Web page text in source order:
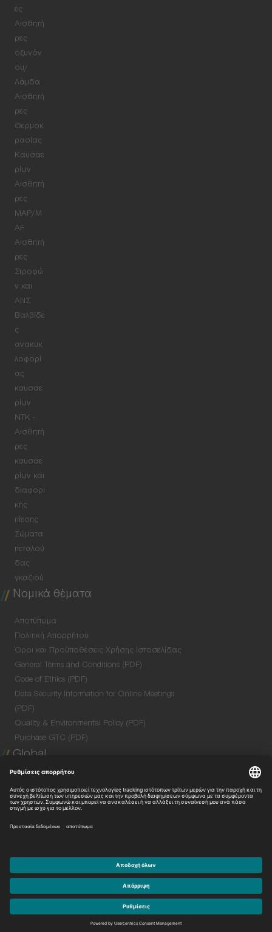
ές
Αισθητή
ρες
οξυγόν
ου/
Λάμδα
Αισθητή
ρες
Θερμοκ
ρασίας
Καυσαε
ρίων
Αισθητή
ρες
MAP/M
AF
Αισθητή
ρες
Στροφώ
ν και
ΑΝΣ
Βαλβίδε
ς
ανακυκ
λοφορί
ας
καυσαε
ρίων
NTK -
Αισθητή
ρες
καυσαε
ρίων και
διαφορι
κής
πίεσης
Σώματα
πεταλού
δας
γκαζιού
Νομικά θέματα
Αποτύπωμα
Πολιτική Απορρήτου
Όροι και Προϋποθέσεις Χρήσης Ιστοσελίδας
General Terms and Conditions (PDF)
Code of Ethics (PDF)
Data Security Information for Online Meetings
(PDF)
Quality & Environmental Policy (PDF)
Purchase GTC (PDF)
Global
Global Network
Venture Lab
Με την επιφύλαξη παντός δικαιώματος.